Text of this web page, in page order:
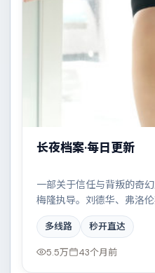
长夜档案·每日更新
一部关于信任与背叛的奇
梅隆执导。刘德华、弗洛
伟、赵丽颖、秦昊、河正
来自瑞典。边境线上的对
耐人寻味。
多线路 秒开直达
5.5万 43个月前